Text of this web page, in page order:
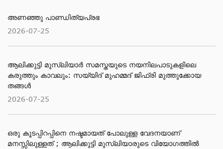
അണഞ്ഞു പാണ്ഡിത്യപ്രഭ
2026-07-25
ആലിക്കുട്ടി മുസ്‌ലിയാർ സമസ്തയുടെ നയനിലപാടുകളിലെ
കരുത്തും കാവലും: സയ്യിദ് മുഹമ്മദ് ജിഫ്രി മുത്തുക്കോയ
തങ്ങൾ
2026-07-25
ഒരു കൂടപ്പിറപ്പിനെ നഷ്ടമായത് പോലുള്ള വേദനയാണ്
മനസ്സിലുള്ളത് ; ആലിക്കുട്ടി മുസ്‌ലിയാരുടെ വിയോ​ഗത്തിൽ